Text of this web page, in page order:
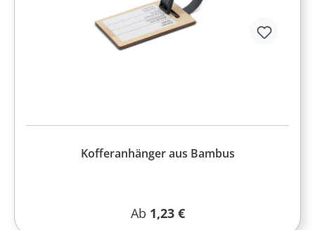
Kofferanhänger aus Bambus
Regulärer Preis:
Ab 1,23 €